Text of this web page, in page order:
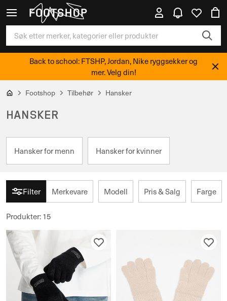
Back to school: FTSHP, Jordan, Nike ryggsekker og
mer. Velg din!
Footshop Tilbehør Hansker
HANSKER
Hansker for menn Hansker for kvinner
Filter Merkevare Modell Pris & Salg Farge
Produkter: 15